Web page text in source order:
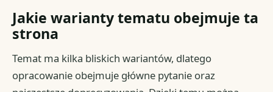
Jakie warianty tematu obejmuje ta
strona
Temat ma kilka bliskich wariantów, dlatego
opracowanie obejmuje główne pytanie oraz